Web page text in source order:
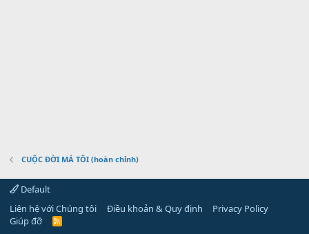
CUỘC ĐỜI MÁ TÔI (hoàn chỉnh)
Default
Liên hệ với Chúng tôi
Điều khoản & Quy định
Privacy Policy
Giúp đỡ
R